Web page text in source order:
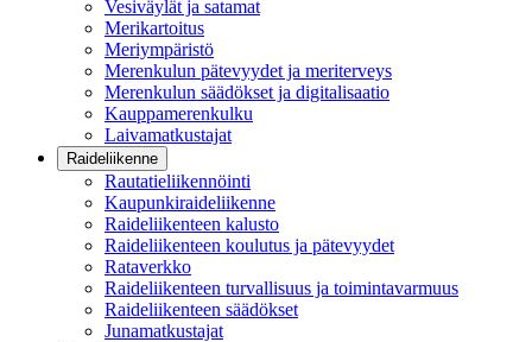
Vesiväylät ja satamat
Merikartoitus
Meriympäristö
Merenkulun pätevyydet ja meriterveys
Merenkulun säädökset ja digitalisaatio
Kauppamerenkulku
Laivamatkustajat
Raideliikenne
Rautatieliikennöinti
Kaupunkiraideliikenne
Raideliikenteen kalusto
Raideliikenteen koulutus ja pätevyydet
Rataverkko
Raideliikenteen turvallisuus ja toimintavarmuus
Raideliikenteen säädökset
Junamatkustajat